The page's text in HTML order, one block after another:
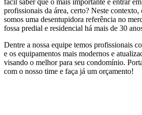
fácil saber que o mais importante é entrar
profissionais da área, certo? Neste
somos uma desentupidora referência no
fossa predial e residencial há mais de 30
Dentre a nossa equipe temos profissionais
e os equipamentos mais modernos e
visando o melhor para seu condomínio.
com o nosso time e faça já um orçamento!